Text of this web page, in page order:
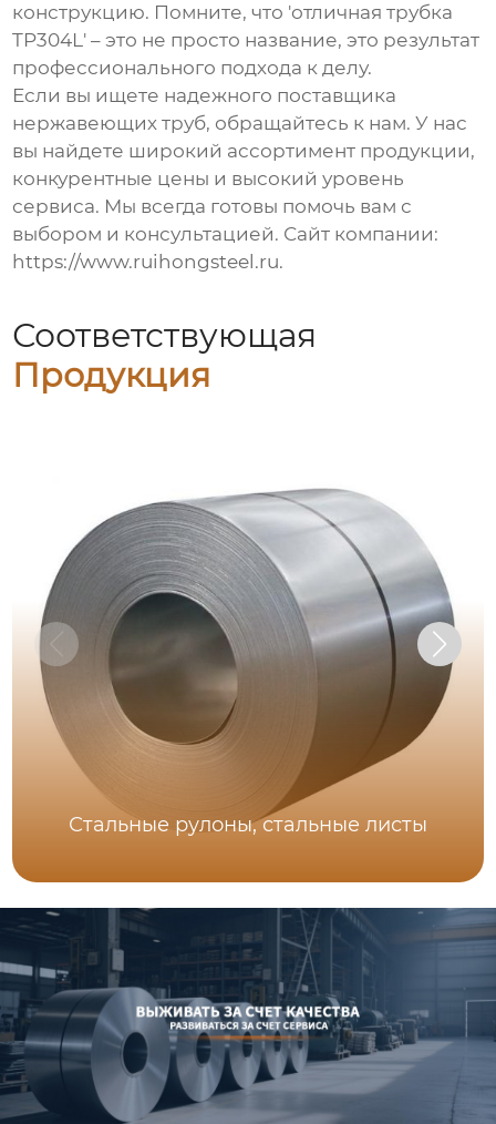
конструкцию. Помните, что 'отличная трубка
TP304L' – это не просто название, это результат
профессионального подхода к делу.
Если вы ищете надежного поставщика
нержавеющих труб, обращайтесь к нам. У нас
вы найдете широкий ассортимент продукции,
конкурентные цены и высокий уровень
сервиса. Мы всегда готовы помочь вам с
выбором и консультацией. Сайт компании:
https://www.ruihongsteel.ru.
Соответствующая
Продукция
Стальные рулоны, стальные листы